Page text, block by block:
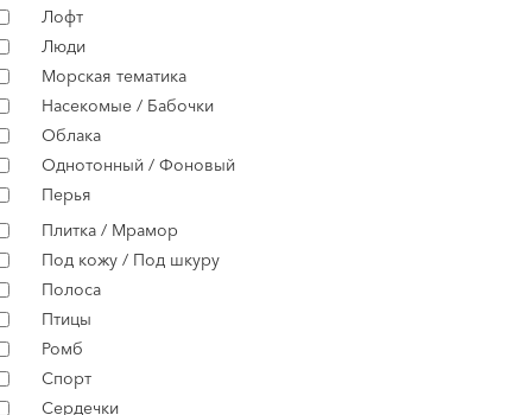
Лофт
Люди
Морская тематика
Насекомые / Бабочки
Облака
Однотонный / Фоновый
Перья
Плитка / Мрамор
Под кожу / Под шкуру
Полоса
Птицы
Ромб
Спорт
Сердечки